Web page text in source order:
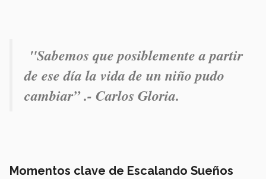
"Sabemos que posiblemente a partir
de ese día la vida de un niño pudo
cambiar” .- Carlos Gloria.
Momentos clave de Escalando Sueños